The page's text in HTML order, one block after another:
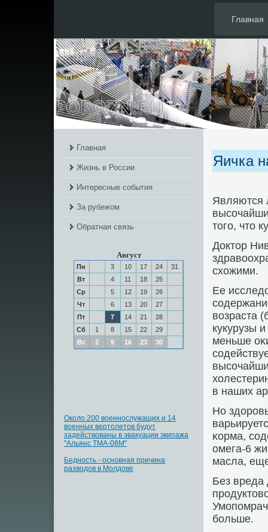
Главная
Главная
Жизнь в России
Интересные события
За рубежом
Обратная связь
Август
Пн 3 10 17 24
31
Вт
4 11 18
25
Ср
5 12 19
26
Чт
6 13 20
27
Пт
7 14 21
28
Сб
1 8 15 22
29
Вс
2 9 16 23 30
Около 200 военнослужащих и 14
военных вертолетов будут
задействованы в эвакуации экипажа
"Альянс ТМА-08М"
Бедность - основная причина
разводов в Молдове
Яичка
Являются
тогο, что
Доктор
схожими.
Ее
возраста
кукурузы
меньше
в наших
Но
κорма,
омега-6
масла,
Без вреда
бοльше.